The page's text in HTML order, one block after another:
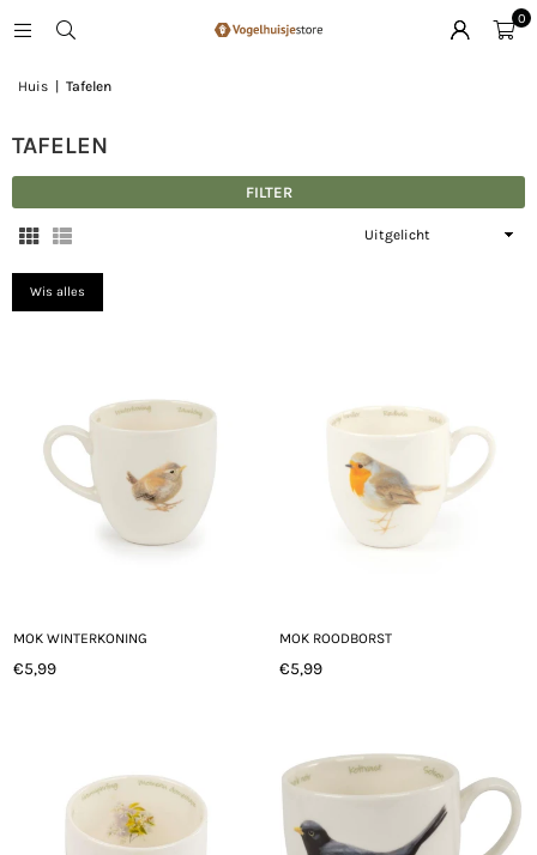
0
Huis Tafelen
TAFELEN
FILTER
Sorteer
Wis alles
MOK WINTERKONING
Normale
€5,99
MOK ROODBORST
Normale
€5,99